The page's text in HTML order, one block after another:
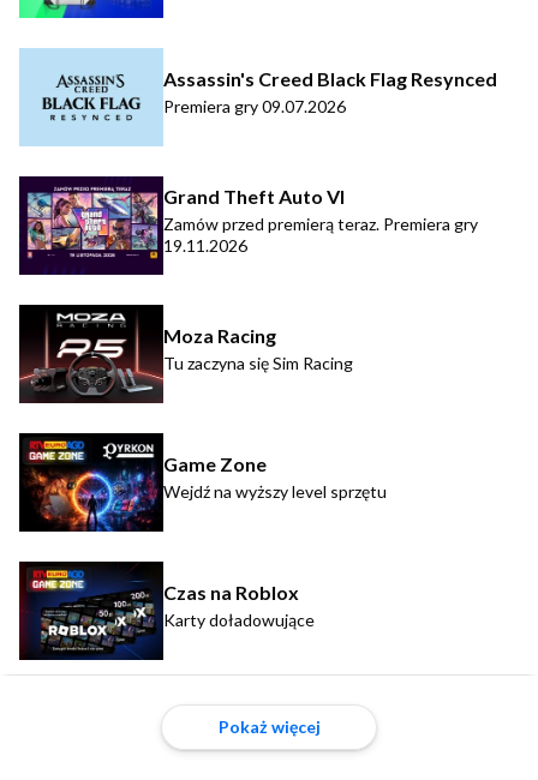
Assassin's Creed Black Flag Resynced
Premiera gry 09.07.2026
Grand Theft Auto VI
Zamów przed premierą teraz. Premiera gry
19.11.2026
Moza Racing
Tu zaczyna się Sim Racing
Game Zone
Wejdź na wyższy level sprzętu
Czas na Roblox
Karty doładowujące
Pokaż więcej